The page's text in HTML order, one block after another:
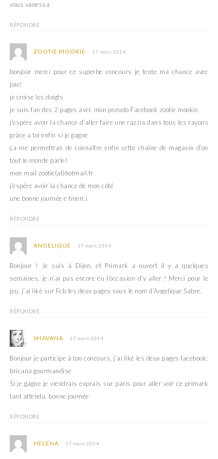
e r
vous vanessa
RÉPONDRE
ZOOTIE MOOKIE 17 mars 2014
bonjour merci pour ce superbe concours je tente ma chance avec
joie!
je croise les doigts
je suis fan des 2 pages avec mon pseudo Facebook zootie mookie
j’espère avoir la chance d’aller faire une razzia dans tous les rayons
grâce a toi enfin si je gagne
ça me permettras de connaître enfin cette chaîne de magasin d’on
tout le monde parle!
mon mail zootie(at)hotmail.fr
j’espère avoir la chance de mon côté
une bonne journée e tmerci
RÉPONDRE
ANGELIQUE 17 mars 2014
Bonjour ! Je suis à Dijon, et Primark a ouvert il y a quelques
semaines, je n’ai pas encore eu l’occasion d’y aller ! Merci pour le
jeu, j’ai liké sur Fcb les deux pages sous le nom d’Angelique Sabre.
RÉPONDRE
SHAVANA 17 mars 2014
Bonjour je participe à ton concours, j’ai liké les deux pages facebook:
bricana gourmandise
Si je gagne je viendrais exprais sur paris pour aller voir ce primark
tant attendu. bonne journée
RÉPONDRE
HELENA 17 mars 2014